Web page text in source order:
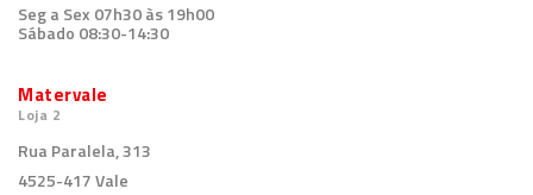
Seg a Sex 07h30 às 19h00
Sábado 08:30-14:30
Matervale
Loja 2
Rua Paralela, 313
4525-417 Vale